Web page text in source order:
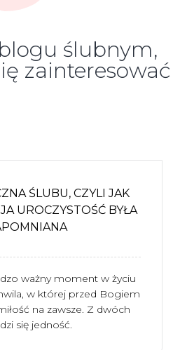
ślubnym,
zainteresować
ŚLUBU, CZYLI JAK
UROCZYSTOŚĆ BYŁA
ważny moment w życiu
w której przed Bogiem
na zawsze. Z dwóch
się jedność.